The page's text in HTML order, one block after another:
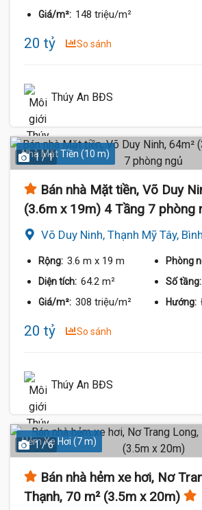
Giá/m²: 148 triệu/m²
20 tỷ So sánh
Thúy An BĐS
Nhà Mặt Tiền (10 m)
1 / 1
Bán nhà Mặt tiền, Võ Duy
(3.6m x 19m) 4 Tầng 7 phòng
Võ Duy Ninh, Thạnh Mỹ Tây,
Rộng: 3.6 m x 19 m Phòng
Diện tích: 64.2 m² Số tầng:
Giá/m²: 308 triệu/m² Hướng:
20 tỷ So sánh
Thúy An BĐS
Hẻm Xe Hơi (7 m)
1 / 6
Bán nhà hẻm xe hơi, Nơ
Thạnh, 70 m² (3.5m x 20m)